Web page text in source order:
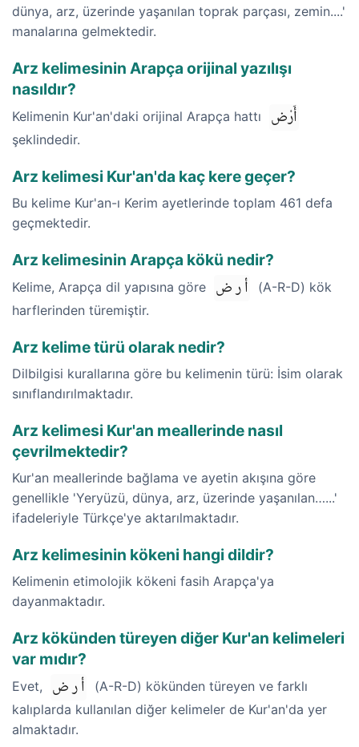
dünya, arz, üzerinde yaşanılan toprak parçası, zemin....'
manalarına gelmektedir.
Arz kelimesinin Arapça orijinal yazılışı
nasıldır?
Kelimenin Kur'an'daki orijinal Arapça hattı أَرْض
şeklindedir.
Arz kelimesi Kur'an'da kaç kere geçer?
Bu kelime Kur'an-ı Kerim ayetlerinde toplam 461 defa
geçmektedir.
Arz kelimesinin Arapça kökü nedir?
Kelime, Arapça dil yapısına göre أ ر ض
(A-R-D) kök
harflerinden türemiştir.
Arz kelime türü olarak nedir?
Dilbilgisi kurallarına göre bu kelimenin türü: İsim olarak
sınıflandırılmaktadır.
Arz kelimesi Kur'an meallerinde nasıl
çevrilmektedir?
Kur'an meallerinde bağlama ve ayetin akışına göre
genellikle 'Yeryüzü, dünya, arz, üzerinde yaşanılan…...'
ifadeleriyle Türkçe'ye aktarılmaktadır.
Arz kelimesinin kökeni hangi dildir?
Kelimenin etimolojik kökeni fasih Arapça'ya
dayanmaktadır.
Arz kökünden türeyen diğer Kur'an kelimeleri
var mıdır?
Evet, أ ر ض
(A-R-D) kökünden türeyen ve farklı
kalıplarda kullanılan diğer kelimeler de Kur'an'da yer
almaktadır.